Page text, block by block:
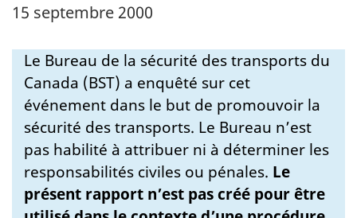
15 septembre 2000
Le Bureau de la sécurité des transports du
Canada (BST) a enquêté sur cet
événement dans le but de promouvoir la
sécurité des transports. Le Bureau n’est
pas habilité à attribuer ni à déterminer les
responsabilités civiles ou pénales. Le
présent rapport n’est pas créé pour être